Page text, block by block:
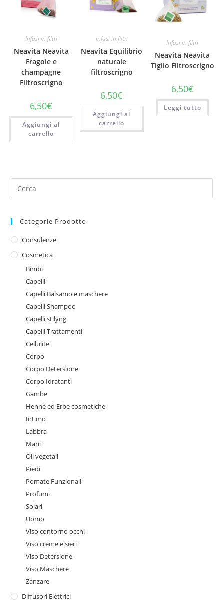
Infusi in filtri
Neavita Neavita
Fragole e
champagne
Filtroscrigno
6,50€
Aggiungi al
carrello
Infusi in filtri
Neavita Equilibrio
naturale
filtroscrigno
6,50€
Aggiungi al
carrello
Infusi in filtri
Neavita Neavita
Tiglio Filtroscrigno
6,50€
Leggi tutto
Categorie Prodotto
Consulenze
Cosmetica
Bimbi
Capelli
Capelli Balsamo e maschere
Capelli Shampoo
Capelli stilyng
Capelli Trattamenti
Cellulite
Corpo
Corpo Detersione
Corpo Idratanti
Gambe
Hennè ed Erbe cosmetiche
Intimo
Labbra
Mani
Oli vegetali
Piedi
Pomate Funzionali
Profumi
Solari
Uomo
Viso contorno occhi
Viso creme e sieri
Viso Detersione
Viso Maschere
Zanzare
Diffusori Elettrici